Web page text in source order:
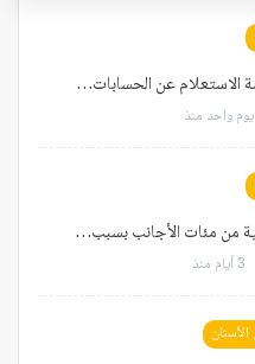
الاستعلام عن الحسابات…
يوم واحد منذ
من مئات الأجانب بسبب…
3 أيام منذ